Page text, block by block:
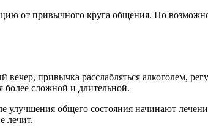
от привычного круга общения. По
привычка расслабляться алкоголем,
более сложной и длительной.
улучшения общего состояния начинают
лечит.